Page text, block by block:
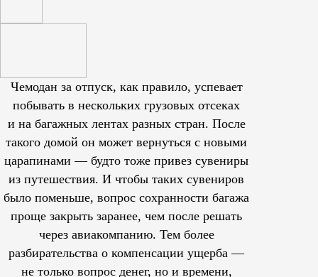
Чемодан за отпуск, как правило, успевает
побывать в нескольких грузовых отсеках
и на багажных лентах разных стран. После
такого домой он может вернуться с новыми
царапинами — будто тоже привез сувениры
из путешествия. И чтобы таких сувениров
было поменьше, вопрос сохранности багажа
проще закрыть заранее, чем после решать
через авиакомпанию. Тем более
разбирательства о компенсации ущерба —
не только вопрос денег, но и времени,